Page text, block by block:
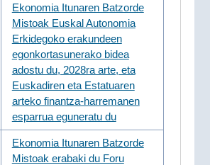
Ekonomia Itunaren Batzorde
Mistoak Euskal Autonomia
Erkidegoko erakundeen
egonkortasunerako bidea
adostu du, 2028ra arte, eta
Euskadiren eta Estatuaren
arteko finantza-harremanen
esparrua eguneratu du
Ekonomia Itunaren Batzorde
Mistoak erabaki du Foru